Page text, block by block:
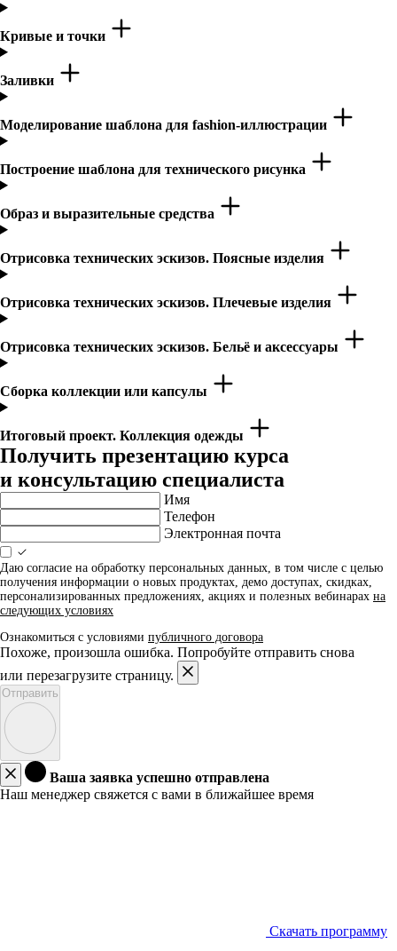
Кривые и точки
Заливки
Моделирование шаблона для fashion-иллюстрации
Построение шаблона для технического рисунка
Образ и выразительные средства
Отрисовка технических эскизов. Поясные изделия
Отрисовка технических эскизов. Плечевые изделия
Отрисовка технических эскизов. Бельё и аксессуары
Сборка коллекции или капсулы
Итоговый проект. Коллекция одежды
Получить презентацию курса
и консультацию специалиста
Имя
Телефон
Электронная почта
Даю согласие на обработку персональных данных, в том числе с целью
получения информации о новых продуктах, демо доступах, скидках,
персонализированных предложениях, акциях и полезных вебинарах на
следующих условиях
Ознакомиться с условиями публичного договора
Похоже, произошла ошибка. Попробуйте отправить снова
или перезагрузите страницу.
Отправить
Ваша заявка успешно отправлена
Наш менеджер свяжется с вами в ближайшее время
Скачать программу